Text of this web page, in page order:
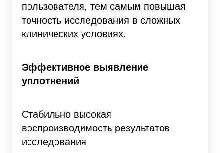
пользователя, тем самым повышая
точность исследования в сложных
клинических условиях.
Эффективное выявление
уплотнений
Стабильно высокая
воспроизводимость результатов
исследования